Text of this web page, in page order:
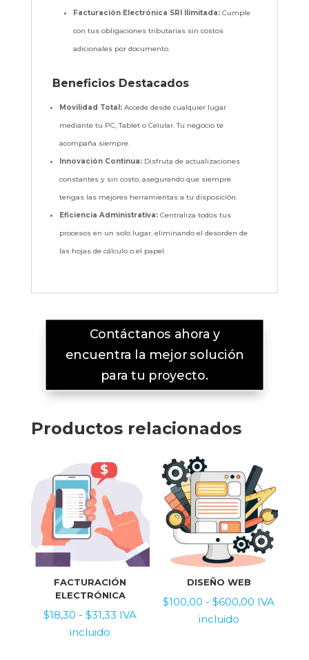
Facturación Electrónica SRI Ilimitada:Cumple
con tus obligaciones tributarias sin costos
adicionales por documento.
Beneficios Destacados
Movilidad Total:Accede desde cualquier lugar
mediante tu PC, Tablet o Celular. Tu negocio te
acompaña siempre.
Innovación Continua:Disfruta de actualizaciones
constantes y sin costo, asegurando que siempre
tengas las mejores herramientas a tu disposición.
Eficiencia Administrativa:Centraliza todos tus
procesos en un solo lugar, eliminando el desorden de
las hojas de cálculo o el papel.
Contáctanos ahora y
encuentra la mejor solución
para tu proyecto.
Productos relacionados
FACTURACIÓN
ELECTRÓNICA
$18,30 - $31,33 Rango
IVA
incluido
DISEÑO WEB
$100,00 - $600,00 Rango
IVA
incluido